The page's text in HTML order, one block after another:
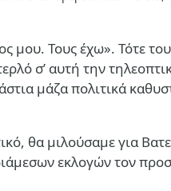
μου. Τους έχω». Τότε
σ’ αυτή την
μάζα πολιτικά
θα μιλούσαμε για
εκλογών τον